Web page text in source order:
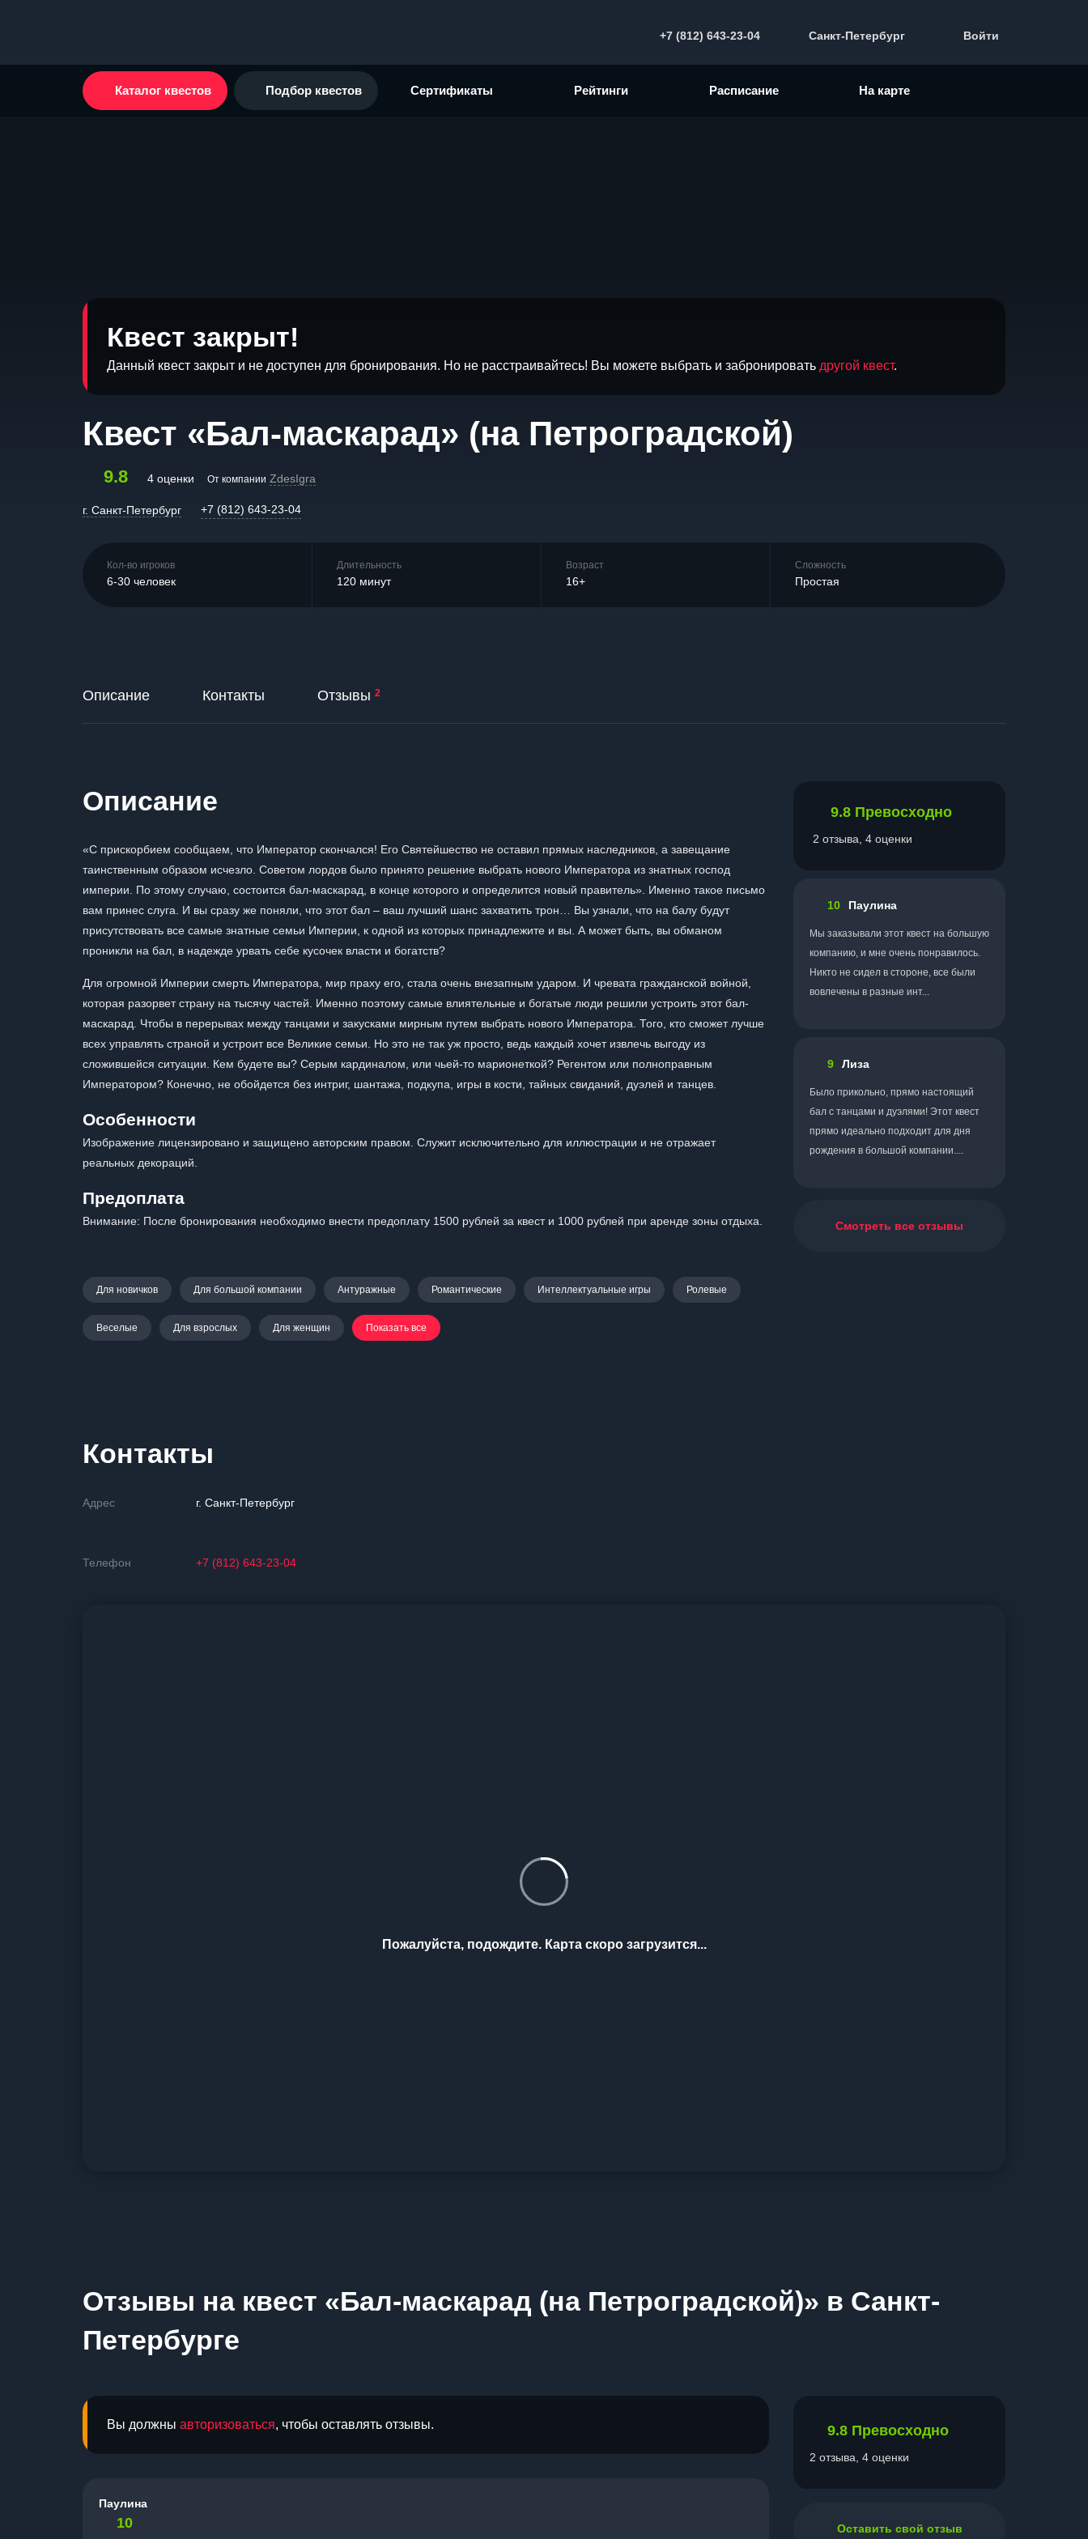
+7 (812) 643-23-04 Санкт-Петербург Войти
Каталог квестов Подбор квестов Сертификаты Рейтинги Расписание На карте
Квест закрыт!
Данный квест закрыт и не доступен для бронирования. Но не расстраивайтесь! Вы можете выбрать и забронировать другой квест.
Квест «Бал-маскарад» (на Петроградской)
9.8 4 оценки От компании ZdesIgra
г. Санкт-Петербург +7 (812) 643-23-04
Кол-во игроков
6-30 человек
Длительность
120 минут
Возраст
16+
Сложность
Простая
Описание Контакты Отзывы 2
Описание
«С прискорбием сообщаем, что Император скончался! Его Святейшество не оставил прямых наследников, а завещание
таинственным образом исчезло. Советом лордов было принято решение выбрать нового Императора из знатных господ
империи. По этому случаю, состоится бал-маскарад, в конце которого и определится новый правитель». Именно такое письмо
вам принес слуга. И вы сразу же поняли, что этот бал – ваш лучший шанс захватить трон… Вы узнали, что на балу будут
присутствовать все самые знатные семьи Империи, к одной из которых принадлежите и вы. А может быть, вы обманом
проникли на бал, в надежде урвать себе кусочек власти и богатств?
Для огромной Империи смерть Императора, мир праху его, стала очень внезапным ударом. И чревата гражданской войной,
которая разорвет страну на тысячу частей. Именно поэтому самые влиятельные и богатые люди решили устроить этот бал-
маскарад. Чтобы в перерывах между танцами и закусками мирным путем выбрать нового Императора. Того, кто сможет лучше
всех управлять страной и устроит все Великие семьи. Но это не так уж просто, ведь каждый хочет извлечь выгоду из
сложившейся ситуации. Кем будете вы? Серым кардиналом, или чьей-то марионеткой? Регентом или полноправным
Императором? Конечно, не обойдется без интриг, шантажа, подкупа, игры в кости, тайных свиданий, дуэлей и танцев.
Особенности
Изображение лицензировано и защищено авторским правом. Служит исключительно для иллюстрации и не отражает
реальных декораций.
Предоплата
Внимание: После бронирования необходимо внести предоплату 1500 рублей за квест и 1000 рублей при аренде зоны отдыха.
Для новичков Для большой компании Антуражные Романтические Интеллектуальные игры Ролевые
Веселые Для взрослых Для женщин Показать все
9.8 Превосходно
2 отзыва, 4 оценки
10 Паулина
Мы заказывали этот квест на большую
компанию, и мне очень понравилось.
Никто не сидел в стороне, все были
вовлечены в разные инт...
9 Лиза
Было прикольно, прямо настоящий
бал с танцами и дуэлями! Этот квест
прямо идеально подходит для дня
рождения в большой компании....
Смотреть все отзывы
Контакты
Адрес г. Санкт-Петербург
Телефон +7 (812) 643-23-04
Пожалуйста, подождите. Карта скоро загрузится...
Отзывы на квест «Бал-маскарад (на Петроградской)» в Санкт-
Петербурге
Вы должны авторизоваться, чтобы оставлять отзывы.
Паулина
10
9.8 Превосходно
2 отзыва, 4 оценки
Оставить свой отзыв